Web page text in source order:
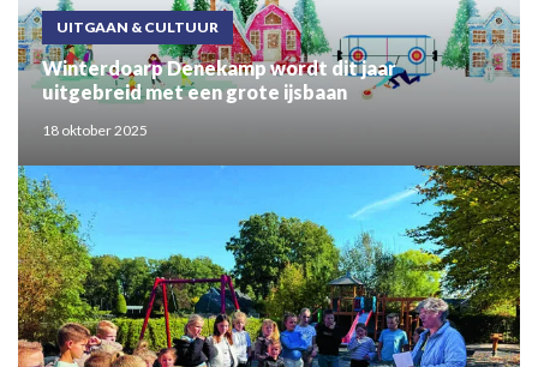
UITGAAN & CULTUUR
Winterdoarp Denekamp wordt dit jaar
uitgebreid met een grote ijsbaan
18 oktober 2025